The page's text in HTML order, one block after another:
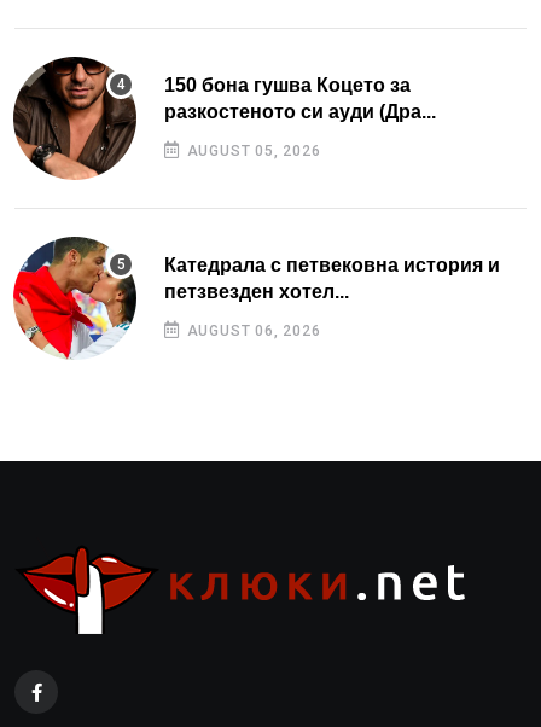
150 бона гушва Коцето за
разкостеното си ауди (Дра...
AUGUST 05, 2026
Катедрала с петвековна история и
петзвезден хотел...
AUGUST 06, 2026